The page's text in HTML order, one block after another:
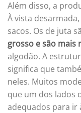
Além disso, a
À vista
sacos. Os de juta
grosso e são mais
algodão. A
significa que
neles. Muitos
que um dos lados
adequados para ir